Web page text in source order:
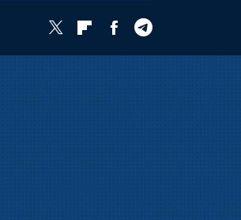
Twitter FlipboardFacebook